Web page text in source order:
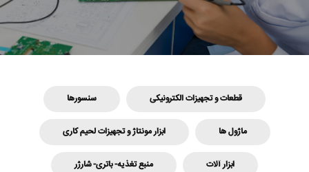
قطعات و تجهیزات الکترونیکی سنسورها
ماژول ها ابزار مونتاژ و تجهیزات لحیم کاری
ابزار آلات منبع تغذیه- باتری- شارژر